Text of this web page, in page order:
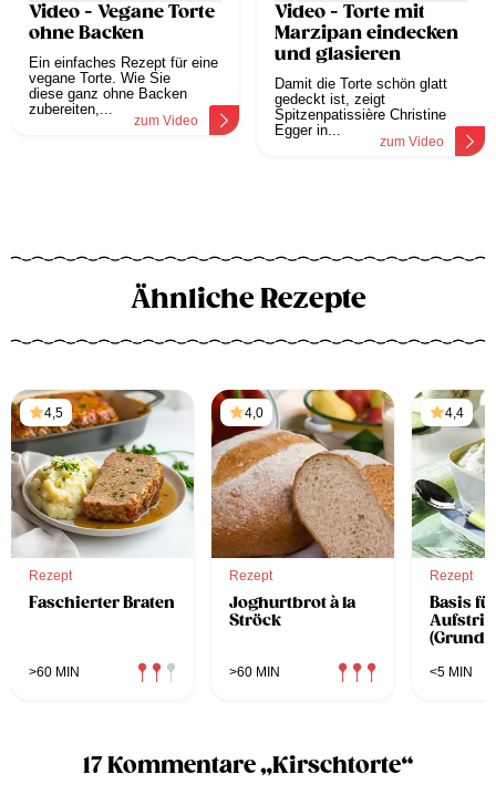
Video - Vegane Torte
ohne Backen
Ein einfaches Rezept für eine
vegane Torte. Wie Sie
diese ganz ohne Backen
zubereiten,...
zum Video
Video - Torte mit
Marzipan eindecken
und glasieren
Damit die Torte schön glatt
gedeckt ist, zeigt
Spitzenpatissière Christine
Egger in...
zum Video
Ähnliche Rezepte
4,5
Rezept
Faschierter Braten
>60 MIN
4,0
Rezept
Joghurtbrot à la
Ströck
>60 MIN
4,4
Rezept
Basis
<5 MIN
17 Kommentare „Kirschtorte“